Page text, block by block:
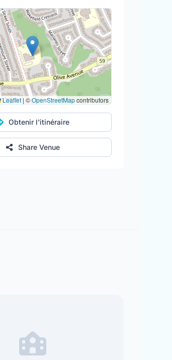
Leaflet | ©OpenStreetMapcontributors
Obtenir l'itinéraire
Share Venue